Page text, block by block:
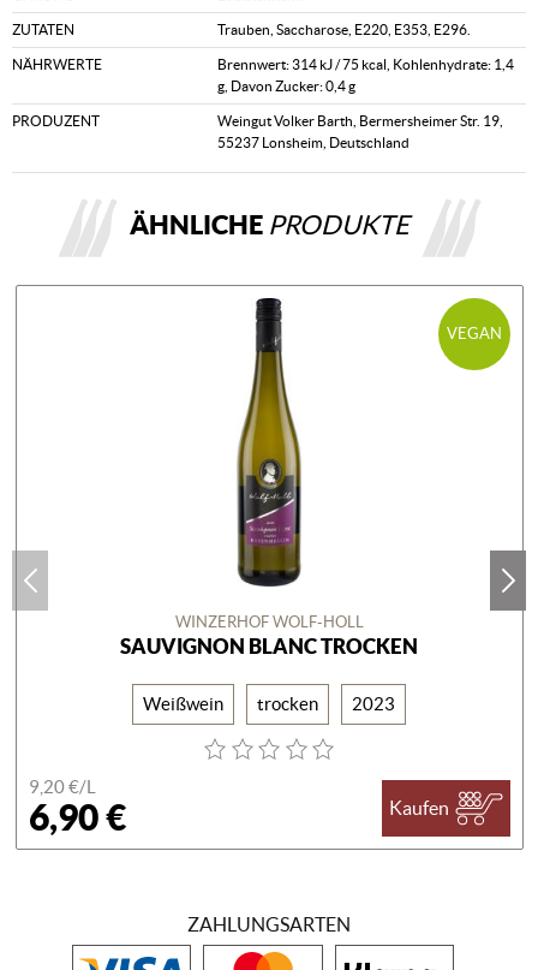
ZUTATEN Trauben, Saccharose, E220, E353, E296.
NÄHRWERTE
Brennwert: 314 kJ / 75 kcal, Kohlenhydrate: 1,4
g, Davon Zucker: 0,4 g
PRODUZENT
Weingut Volker Barth, Bermersheimer Str. 19,
55237 Lonsheim, Deutschland
ÄHNLICHE PRODUKTE
VEGAN
WINZERHOF WOLF-HOLL
SAUVIGNON BLANC TROCKEN
Weißwein trocken 2023
9,20 €/L
6,90 € Kaufen
ZAHLUNGSARTEN